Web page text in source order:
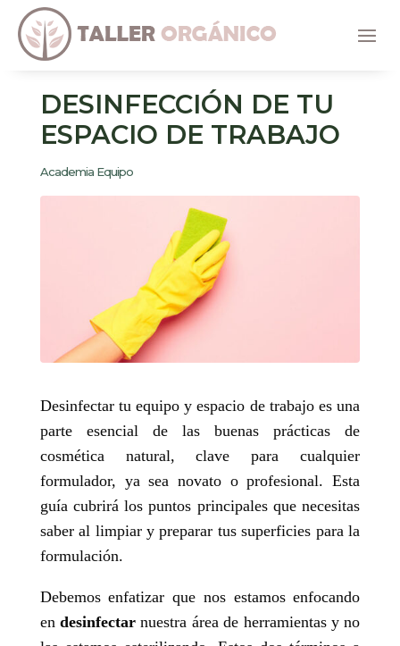
DESINFECCIÓN DE TU
ESPACIO DE TRABAJO
Academia Equipo
Desinfectar tu equipo y espacio de trabajo es una
parte esencial de las buenas prácticas de
cosmética natural, clave para cualquier
formulador, ya sea novato o profesional. Esta
guía cubrirá los puntos principales que necesitas
saber al limpiar y preparar tus superficies para la
formulación.
Debemos enfatizar que nos estamos enfocando
endesinfectar nuestra área de herramientas y no